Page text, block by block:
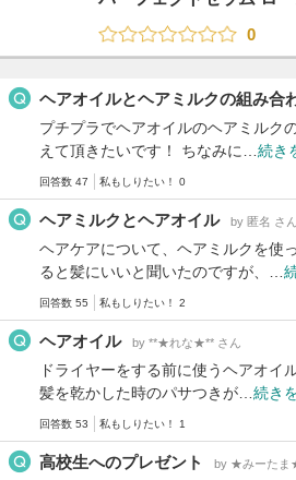
0
ヘアオイルとヘアミルクの組み合
プチプラでヘアオイルのヘアミルク
えて頂きたいです！ ちなみに… 続き
回答数 47 私もしりたい！ 0
ヘアミルクとヘアオイル by 匿名 さん
ヘアケアについて、ヘアミルクを使
ると髪にいいと聞いたのですが、…
回答数 55 私もしりたい！ 2
ヘアオイル by **★れな★** さん
ドライヤーをする前に使うヘアオイ
髪を乾かした時のパサつきが… 続き
回答数 53 私もしりたい！ 1
高校生へのプレゼント by ★みーたま